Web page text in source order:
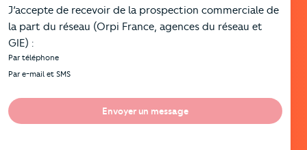
J’accepte de recevoir de la prospection commerciale de
la part du réseau (Orpi France, agences du réseau et
GIE) :
Par téléphone
Par e-mail et SMS
Envoyer un message